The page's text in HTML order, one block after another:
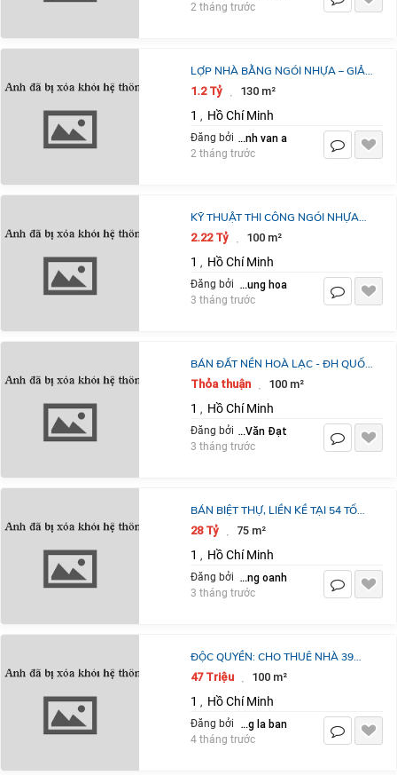
2 tháng trước
LỢP NHÀ BẰNG NGÓI NHỰA – GIẢI
PHÁP HIỆN ĐẠI
1.2 Tỷ · 130 m²
1 , Hồ Chí Minh
Đăng bởi huynh van a
2 tháng trước
KỸ THUẬT THI CÔNG NGÓI NHỰA
CHỐNG TIA UV
2.22 Tỷ · 100 m²
1 , Hồ Chí Minh
Đăng bởi nguyen van hung hoa
3 tháng trước
BÁN ĐẤT NỀN HOÀ LẠC - ĐH QUỐC
GIA.GẦN QL21 MỞ RỘNG, 100M2
FULL THỔ CƯ, MẶT TIỀN 8M,
ĐƯỜNG TRƯỚC
Thỏa thuận · 100 m²
1 , Hồ Chí Minh
Đăng bởi Nguyễn Văn Đạt
3 tháng trước
BÁN BIỆT THỰ, LIỀN KỀ TẠI 54 TỐ
HỮU GIAI ĐOẠN 1 GIÁ TỐT, ĐƯỢC
ƯU TIÊN CHỌN VỊ TRÍ ĐẸP
28 Tỷ · 75 m²
1 , Hồ Chí Minh
Đăng bởi phan thị hoàng oanh
3 tháng trước
ĐỘC QUYỀN: CHO THUÊ NHÀ 39
TRẦN KHÁNH DƯ, TÂN ĐỊNH, QUẬN
1. DT 100M 3 LẦU. LH:0937133343.
47 Triệu · 100 m²
1 , Hồ Chí Minh
Đăng bởi dang la ban
4 tháng trước